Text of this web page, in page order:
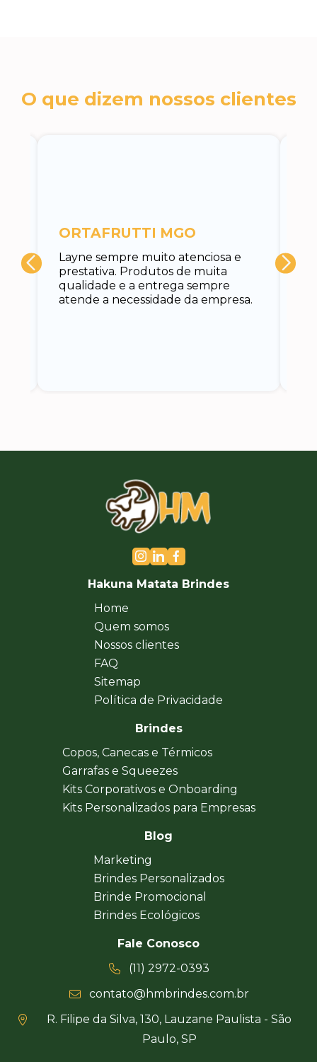
O que dizem nossos clientes
Layne sempre muito atenciosa e
prestativa. Produtos de muita
qualidade e a entrega sempre
atende a necessidade da empresa.
ORTAFRUTTI MGO
Hakuna Matata Brindes
Home
Quem somos
Nossos clientes
FAQ
Sitemap
Política de Privacidade
Brindes
Copos, Canecas e Térmicos
Garrafas e Squeezes
Kits Corporativos e Onboarding
Kits Personalizados para Empresas
Blog
Marketing
Brindes Personalizados
Brinde Promocional
Brindes Ecológicos
Fale Conosco
(11) 2972-0393
contato@hmbrindes.com.br
R. Filipe da Silva, 130, Lauzane Paulista - São
Paulo, SP